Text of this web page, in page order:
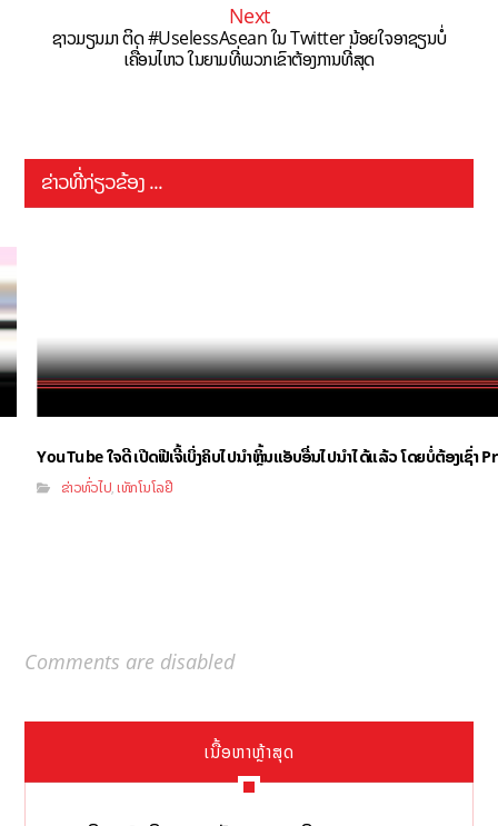
Next
ຊາວມຽນມາ ຕິດ #UselessAsean ໃນ Twitter ນ້ອຍໃຈອາຊຽນບໍ່
ເຄື່ອນໄຫວ ໃນຍາມທີ່ພວກເຂົາຕ້ອງການທີ່ສຸດ
ຂ່າວທີ່ກ່ຽວຂ້ອງ ...
YouTube ໃຈດີ ເປີດຟີເຈີ້ເບິ່ງຄິບໄປນຳຫຼິ້ນແອັບອື່ນໄປນຳໄດ້ແລ້ວ ໂດຍບໍ່ຕ້ອງເຊົ່າ
ຂ່າວທົ່ວໄປ ,ເທັກໂນໂລຢີ
Comments are disabled
ເນື້ອຫາຫຼ້າສຸດ